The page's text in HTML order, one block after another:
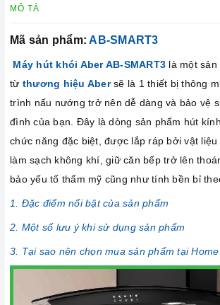
MÔ TẢ
Mã sản phẩm:AB-SMART3
Máy hút khói Aber AB-SMART3 là một sản
từ thương hiệu Abersẽ là 1 thiết bị thông
trình nấu nướng trở nên dễ dàng và bảo vệ
đình của bạn. Đây là dòng sản phẩm hút
chức năng đặc biệt, được lắp ráp bởi vật
làm sạch không khí, giữ căn bếp trở lên
bảo yếu tố thẩm mỹ cũng như tính bền bỉ
1. Đặc điểm nổi bật của sản phẩm
2. Một số lưu ý khi sử dụng sản phẩm
3. Tại sao nên chọn mua sản phẩm tại